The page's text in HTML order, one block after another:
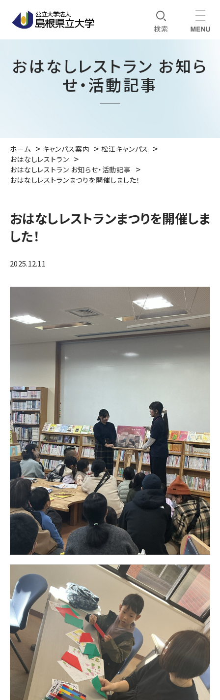
おはなしレストラン お知ら
せ・活動記事
ホーム キャンパス案内
松江キャンパス
おはなしレストラン
おはなしレストラン お知らせ・活動記事
おはなしレストランまつりを開催しました！
おはなしレストランまつりを開催しま
した！
2025.12.11